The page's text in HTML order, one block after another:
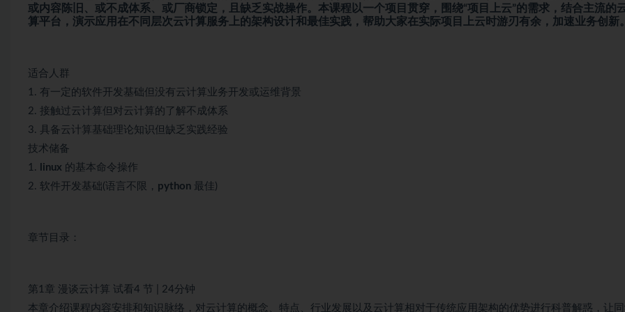
或内容陈旧、或不成体系、或厂商锁定，且缺乏实战操作。本课程以一个项目贯穿，围绕“项目上云”的需求，结合主流的
算平台，演示应用在不同层次云计算服务上的架构设计和最佳实践，帮助大家在实际项目上云时游刃有余，加速业务创新。
适合人群
1. 有一定的软件开发基础但没有云计算业务开发或运维背景
2. 接触过云计算但对云计算的了解不成体系
3. 具备云计算基础理论知识但缺乏实践经验
技术储备
1.
linux 的基本命令操作
2. 软件开发基础(语言不限， python 最佳)
章节目录：
第1章 漫谈云计算 试看4 节 | 24分钟
本章介绍课程内容安排和知识脉络，对云计算的概念、特点、行业发展以及云计算相对于传统应用架构的优势进行科普解惑，让同